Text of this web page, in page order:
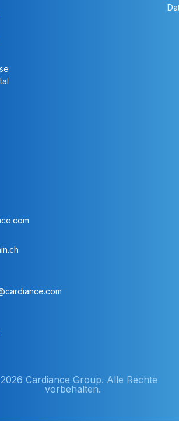
Cardiance Group. Alle Rechte
vorbehalten.